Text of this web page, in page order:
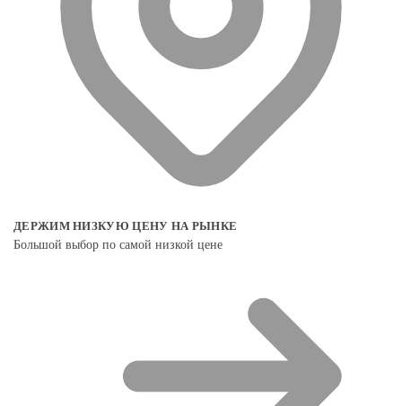
ДЕРЖИМ НИЗКУЮ ЦЕНУ НА РЫНКЕ
Большой выбор по самой низкой цене